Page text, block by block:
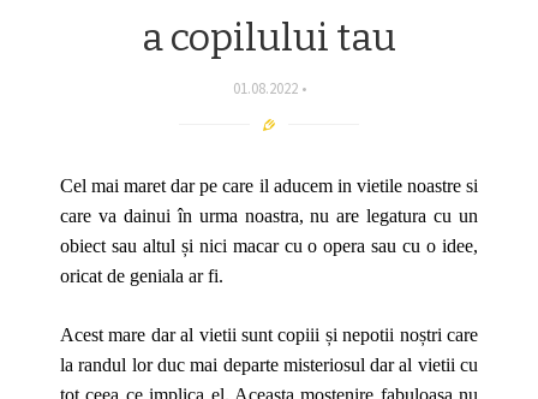
a copilului tau
01.08.2022
Cel mai maret dar pe care il aducem in vietile noastre si
care va dainui în urma noastra, nu are legatura cu un
obiect sau altul și nici macar cu o opera sau cu o idee,
oricat de geniala ar fi.
Acest mare dar al vietii sunt copiii și nepotii noștri care
la randul lor duc mai departe misteriosul dar al vietii cu
tot ceea ce implica el. Aceasta mostenire fabuloasa nu